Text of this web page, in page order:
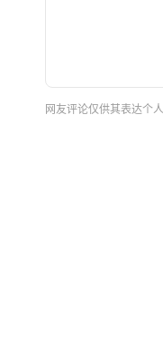
网友评论仅供其表达个